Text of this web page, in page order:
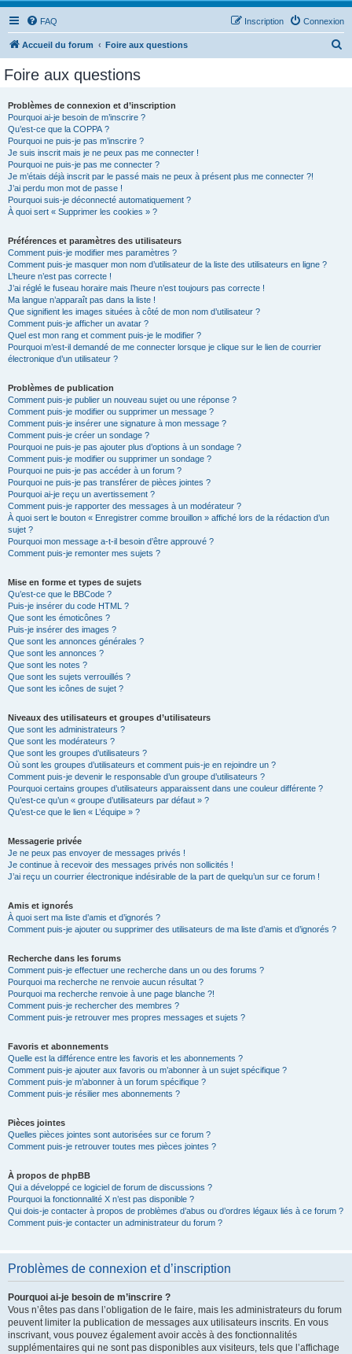
FAQ Connexion
Inscription
Accueil du forum Foire aux questions
Foire aux questions
Problèmes de connexion et d’inscription
Pourquoi ai-je besoin de m’inscrire ?
Qu’est-ce que la COPPA ?
Pourquoi ne puis-je pas m’inscrire ?
Je suis inscrit mais je ne peux pas me connecter !
Pourquoi ne puis-je pas me connecter ?
Je m’étais déjà inscrit par le passé mais ne peux à présent plus me connecter ?!
J’ai perdu mon mot de passe !
Pourquoi suis-je déconnecté automatiquement ?
À quoi sert « Supprimer les cookies » ?
Préférences et paramètres des utilisateurs
Comment puis-je modifier mes paramètres ?
Comment puis-je masquer mon nom d’utilisateur de la liste des utilisateurs en ligne ?
L’heure n’est pas correcte !
J’ai réglé le fuseau horaire mais l’heure n’est toujours pas correcte !
Ma langue n’apparaît pas dans la liste !
Que signifient les images situées à côté de mon nom d’utilisateur ?
Comment puis-je afficher un avatar ?
Quel est mon rang et comment puis-je le modifier ?
Pourquoi m’est-il demandé de me connecter lorsque je clique sur le lien de courrier
électronique d’un utilisateur ?
Problèmes de publication
Comment puis-je publier un nouveau sujet ou une réponse ?
Comment puis-je modifier ou supprimer un message ?
Comment puis-je insérer une signature à mon message ?
Comment puis-je créer un sondage ?
Pourquoi ne puis-je pas ajouter plus d’options à un sondage ?
Comment puis-je modifier ou supprimer un sondage ?
Pourquoi ne puis-je pas accéder à un forum ?
Pourquoi ne puis-je pas transférer de pièces jointes ?
Pourquoi ai-je reçu un avertissement ?
Comment puis-je rapporter des messages à un modérateur ?
À quoi sert le bouton « Enregistrer comme brouillon » affiché lors de la rédaction d’un
sujet ?
Pourquoi mon message a-t-il besoin d’être approuvé ?
Comment puis-je remonter mes sujets ?
Mise en forme et types de sujets
Qu’est-ce que le BBCode ?
Puis-je insérer du code HTML ?
Que sont les émoticônes ?
Puis-je insérer des images ?
Que sont les annonces générales ?
Que sont les annonces ?
Que sont les notes ?
Que sont les sujets verrouillés ?
Que sont les icônes de sujet ?
Niveaux des utilisateurs et groupes d’utilisateurs
Que sont les administrateurs ?
Que sont les modérateurs ?
Que sont les groupes d’utilisateurs ?
Où sont les groupes d’utilisateurs et comment puis-je en rejoindre un ?
Comment puis-je devenir le responsable d’un groupe d’utilisateurs ?
Pourquoi certains groupes d’utilisateurs apparaissent dans une couleur différente ?
Qu’est-ce qu’un « groupe d’utilisateurs par défaut » ?
Qu’est-ce que le lien « L’équipe » ?
Messagerie privée
Je ne peux pas envoyer de messages privés !
Je continue à recevoir des messages privés non sollicités !
J’ai reçu un courrier électronique indésirable de la part de quelqu’un sur ce forum !
Amis et ignorés
À quoi sert ma liste d’amis et d’ignorés ?
Comment puis-je ajouter ou supprimer des utilisateurs de ma liste d’amis et d’ignorés ?
Recherche dans les forums
Comment puis-je effectuer une recherche dans un ou des forums ?
Pourquoi ma recherche ne renvoie aucun résultat ?
Pourquoi ma recherche renvoie à une page blanche ?!
Comment puis-je rechercher des membres ?
Comment puis-je retrouver mes propres messages et sujets ?
Favoris et abonnements
Quelle est la différence entre les favoris et les abonnements ?
Comment puis-je ajouter aux favoris ou m’abonner à un sujet spécifique ?
Comment puis-je m’abonner à un forum spécifique ?
Comment puis-je résilier mes abonnements ?
Pièces jointes
Quelles pièces jointes sont autorisées sur ce forum ?
Comment puis-je retrouver toutes mes pièces jointes ?
À propos de phpBB
Qui a développé ce logiciel de forum de discussions ?
Pourquoi la fonctionnalité X n’est pas disponible ?
Qui dois-je contacter à propos de problèmes d’abus ou d’ordres légaux liés à ce forum ?
Comment puis-je contacter un administrateur du forum ?
Problèmes de connexion et d’inscription
Pourquoi ai-je besoin de m’inscrire ?
Vous n’êtes pas dans l’obligation de le faire, mais les administrateurs du forum
peuvent limiter la publication de messages aux utilisateurs inscrits. En vous
inscrivant, vous pouvez également avoir accès à des fonctionnalités
supplémentaires qui ne sont pas disponibles aux visiteurs, tels que l’affichage